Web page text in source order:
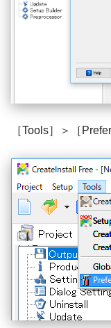
［Tools］＞［